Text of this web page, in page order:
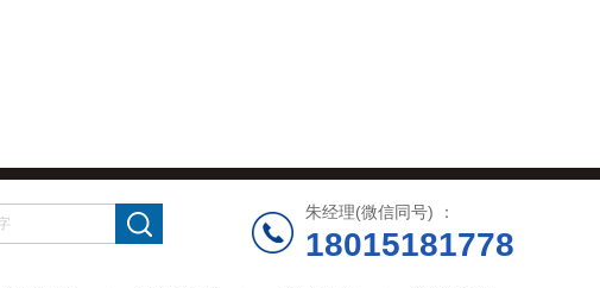
朱经理(微信同号) ：
18015181778